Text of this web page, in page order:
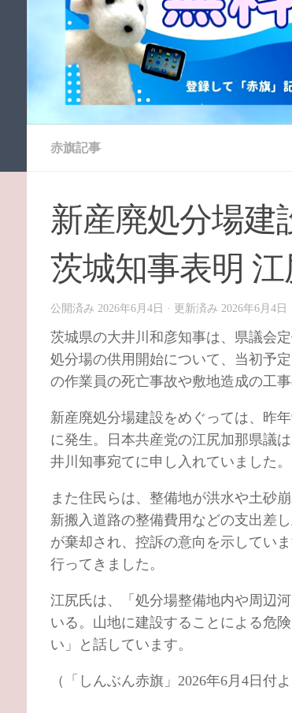
赤旗記事
新産廃処分場建
茨城知事表明
公開済み 2026年6月4日 · 更新済み 2026年6月4日
茨城県の大井川和彦知事は、県議会
処分場の供用開始について、当初予
の作業員の死亡事故や敷地造成の工
新産廃処分場建設をめぐっては、昨
に発生。日本共産党の江尻加那県議
井川知事宛てに申し入れていました。
また住民らは、整備地が洪水や土砂
新搬入道路の整備費用などの支出差
が棄却され、控訴の意向を示してい
行ってきました。
江尻氏は、「処分場整備地内や周辺
いる。山地に建設することによる危
い」と話しています。
（「しんぶん赤旗」2026年6月4日付よ